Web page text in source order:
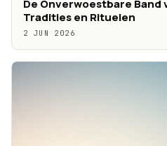
De Onverwoestbare Band
Tradities en Rituelen
2 JUN 2026